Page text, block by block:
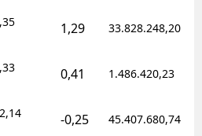
1,29 33.828.248,20
0,41 1.486.420,23
-0,25 45.407.680,74